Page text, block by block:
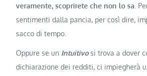
veramente, scoprirete che non lo sa .
sentimenti dalla pancia, per così dire,
sacco di tempo.
Oppure se un Intuitivosi trova a dover
dichiarazione dei redditi, ci impiegherà